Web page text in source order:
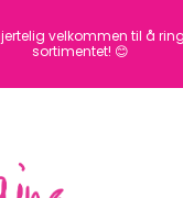
velkommen til å
sortimentet! 😊